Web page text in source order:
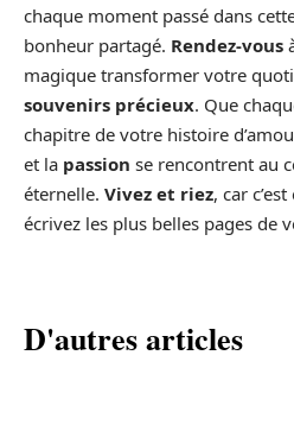
chaque moment passé dans
bonheur partagé. Rendez-vous
magique transformer votre
souvenirs précieux. Que
chapitre de votre histoire
et la passion se rencontrent au
éternelle. Vivez et riez, car
écrivez les plus belles pages de
D'autres articles